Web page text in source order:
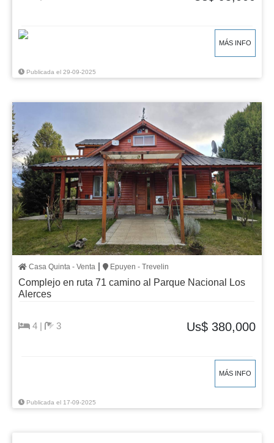
MÁS INFO
Publicada el 29-09-2025
Casa Quinta - Venta | Epuyen - Trevelin
Complejo en ruta 71 camino al Parque Nacional Los
Alerces
4 | 3 Us$ 380,000
MÁS INFO
Publicada el 17-09-2025